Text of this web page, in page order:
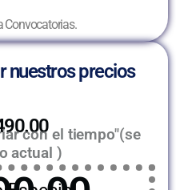
Convocatorias.
nuestros precios
con el tiempo"(se
actual )